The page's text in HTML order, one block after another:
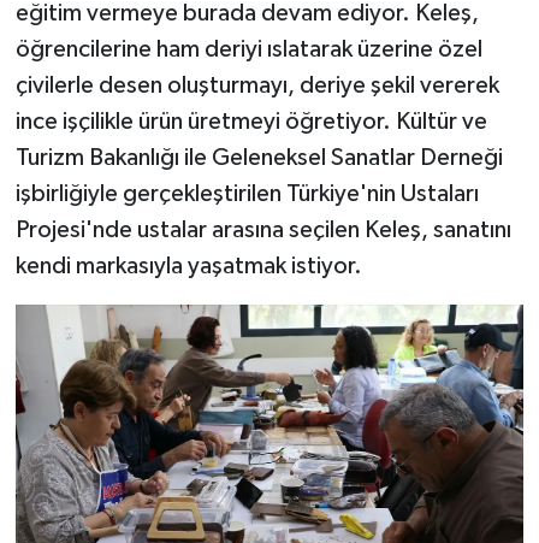
eğitim vermeye burada devam ediyor. Keleş,
öğrencilerine ham deriyi ıslatarak üzerine özel
çivilerle desen oluşturmayı, deriye şekil vererek
ince işçilikle ürün üretmeyi öğretiyor. Kültür ve
Turizm Bakanlığı ile Geleneksel Sanatlar Derneği
işbirliğiyle gerçekleştirilen Türkiye'nin Ustaları
Projesi'nde ustalar arasına seçilen Keleş, sanatını
kendi markasıyla yaşatmak istiyor.